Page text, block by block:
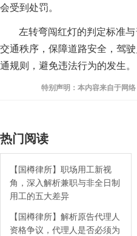
会受到处罚。
左转弯闯红灯的判定标准
交通秩序，保障道路安全，驾
通规则，避免违法行为的发生。
特别声明：本内容来自于网
热门阅读
【国樽律所】职场用工新视
角，深入解析兼职与非全日制
用工的五大差异
【国樽律所】解析原告代理人
资格争议，代理人是否必须为